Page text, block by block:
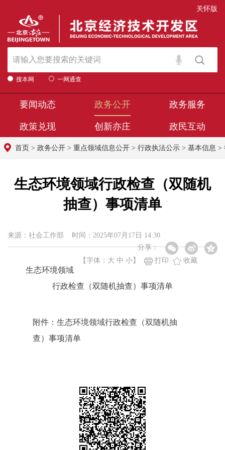
关怀版
搜本网 一网通查
要闻动态 政务公开 政务服务
政策兑现 创新亦庄 政民互动
首页 > 政务公开 > 重点领域信息公开 > 行政执法公示 > 基本信息 >
生态环境领域行政检查（双随机
抽查）事项清单
来源：社会工作部 时间：2025年07月17日 14:30
分享：
【字体： 大 中 小 】 打印 收藏
生态环境领域
行政检查（双随机抽查）事项清单
附件：生态环境领域行政检查（双随机抽
查）事项清单